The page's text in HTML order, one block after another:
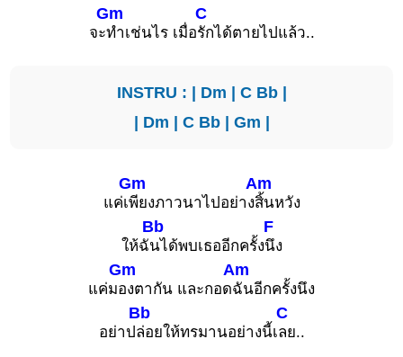
จะ
Gm
ทำเช่นไร เมื่อ
C
รักได้ตายไปแล้ว..
INSTRU : | Dm | C Bb|
| Dm | C Bb| Gm |
แค่เ
Gm
พียงภาวนาไปอย่าง
Am
สิ้นหวัง
ให้ฉั
Bb
นได้พบเธออีกครั้ง
F
นึง
แค่ม
Gm
องตากัน และกอด
Am
ฉันอีกครั้งนึง
อย่าป
Bb
ล่อยให้ทรมานอย่างนี้เ
C
ลย..